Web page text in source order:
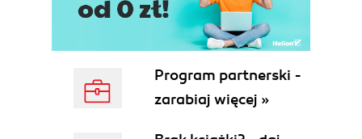
Rozbudowa modelu User 120
Użycie własnego modelu User 126
Implementacja własnego mechanizmu
uwierzytelniania 128
Program partnerski -
zarabiaj więcej »